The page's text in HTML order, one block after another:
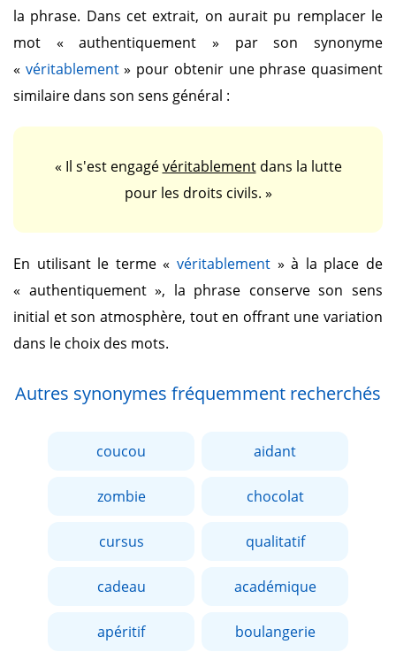
la phrase. Dans cet extrait, on aurait pu remplacer le
mot « authentiquement » par son synonyme
« véritablement» pour obtenir une phrase quasiment
similaire dans son sens général :
« Il s'est engagévéritablementdans la lutte
pour les droits civils. »
En utilisant le terme«véritablement » à la place de
« authentiquement », la phrase conserve son sens
initial et son atmosphère, tout en offrant une variation
dans le choix des mots.
Autres synonymes fréquemment recherchés
coucou aidant
zombie chocolat
cursus qualitatif
cadeau académique
apéritif boulangerie